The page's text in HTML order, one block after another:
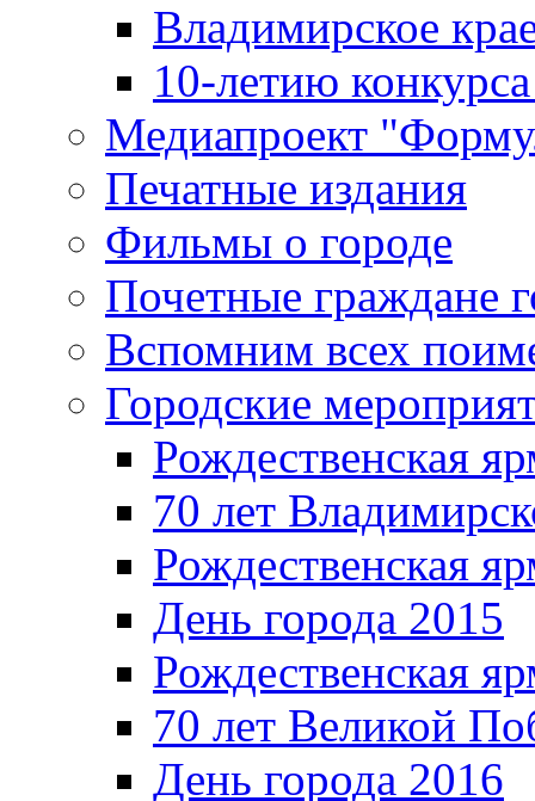
Владимирское
10-летию
Медиапроект
Печатные издания
Фильмы о городе
Почетные граждане
Вспомним всех
Городские
Рождественская
70 лет
Рождественская
День города 2015
Рождественская
70 лет Великой
День города 2016